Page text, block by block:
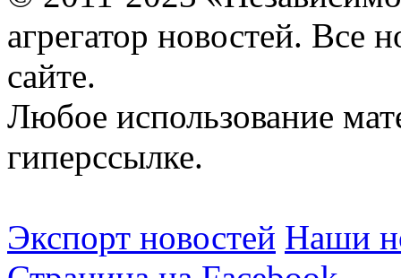
агрегатор новостей. Все
сайте.
Любое использование
гиперссылке.
Экспорт новостей Наши